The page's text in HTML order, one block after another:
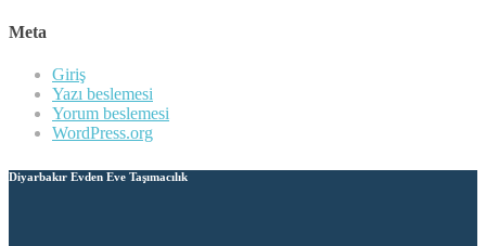
Meta
Giriş
Yazı beslemesi
Yorum beslemesi
WordPress.org
Diyarbakır Evden Eve Taşımacılık